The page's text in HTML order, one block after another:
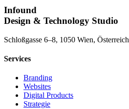
Infound
Design & Technology Studio
Schloßgasse 6–8, 1050 Wien, Österreich
Services
Branding
Websites
Digital Products
Strategie